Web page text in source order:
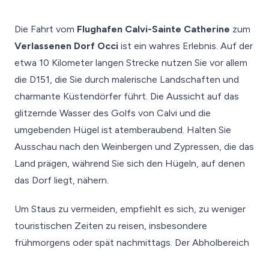
Die Fahrt vom Flughafen Calvi-Sainte Catherine zum
Verlassenen Dorf Occi ist ein wahres Erlebnis. Auf der
etwa 10 Kilometer langen Strecke nutzen Sie vor allem
die D151, die Sie durch malerische Landschaften und
charmante Küstendörfer führt. Die Aussicht auf das
glitzernde Wasser des Golfs von Calvi und die
umgebenden Hügel ist atemberaubend. Halten Sie
Ausschau nach den Weinbergen und Zypressen, die das
Land prägen, während Sie sich den Hügeln, auf denen
das Dorf liegt, nähern.
Um Staus zu vermeiden, empfiehlt es sich, zu weniger
touristischen Zeiten zu reisen, insbesondere
frühmorgens oder spät nachmittags. Der Abholbereich